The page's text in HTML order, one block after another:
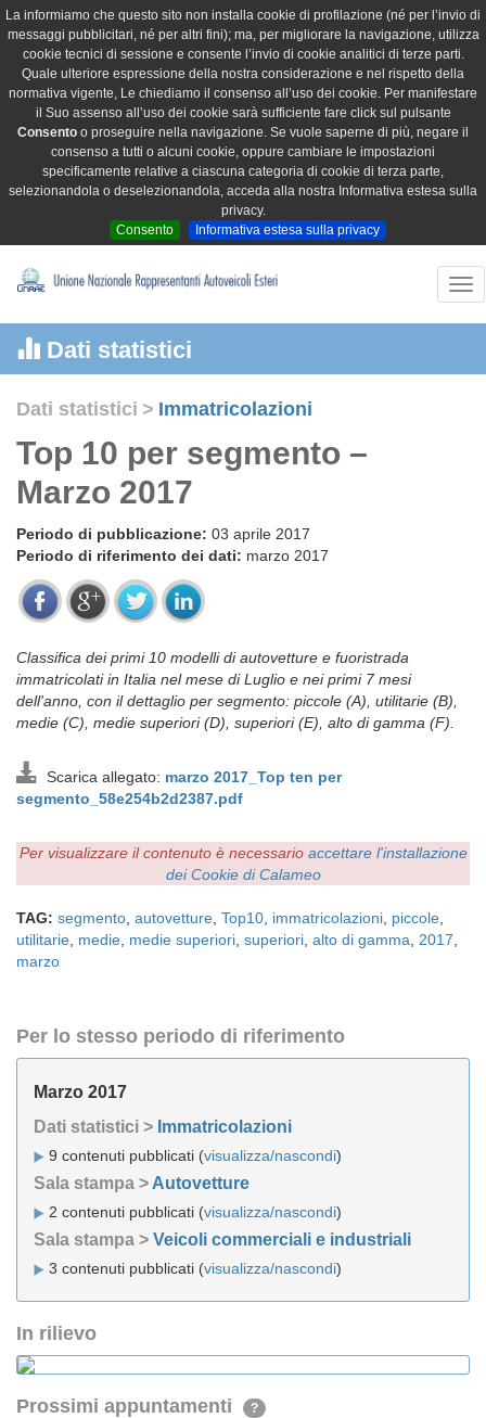
La informiamo che questo sito non installa cookie di profilazione (né per l’invio di
messaggi pubblicitari, né per altri fini); ma, per migliorare la navigazione, utilizza
cookie tecnici di sessione e consente l’invio di cookie analitici di terze parti.
Quale ulteriore espressione della nostra considerazione e nel rispetto della
normativa vigente, Le chiediamo il consenso all’uso dei cookie. Per manifestare
il Suo assenso all’uso dei cookie sarà sufficiente fare click sul pulsante
Consento o proseguire nella navigazione. Se vuole saperne di più, negare il
consenso a tutti o alcuni cookie, oppure cambiare le impostazioni
specificamente relative a ciascuna categoria di cookie di terza parte,
selezionandola o deselezionandola, acceda alla nostra Informativa estesa sulla
privacy.
Consento
Informativa estesa sulla privacy
Dati statistici
Dati statistici > Immatricolazioni
Top 10 per segmento –
Marzo 2017
Periodo di pubblicazione: 03 aprile 2017
Periodo di riferimento dei dati: marzo 2017
Classifica dei primi 10 modelli di autovetture e fuoristrada
immatricolati in Italia nel mese di Luglio e nei primi 7 mesi
dell'anno, con il dettaglio per segmento: piccole (A), utilitarie (B),
medie (C), medie superiori (D), superiori (E), alto di gamma (F).
Scarica allegato: marzo 2017_Top ten per
segmento_58e254b2d2387.pdf
Per visualizzare il contenuto è necessario accettare l'installazione
dei Cookie di Calameo
TAG: segmento autovetture Top10 immatricolazioni piccole
utilitarie medie medie superiori superiori alto di gamma 2017
marzo
Per lo stesso periodo di riferimento
Marzo 2017
Dati statistici > Immatricolazioni
9 contenuti pubblicati (visualizza/nascondi)
Sala stampa > Autovetture
2 contenuti pubblicati (visualizza/nascondi)
Sala stampa > Veicoli commerciali e industriali
3 contenuti pubblicati (visualizza/nascondi)
In rilievo
Prossimi appuntamenti ?